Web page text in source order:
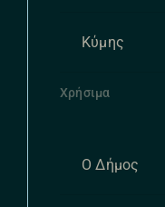
Κύμης
Χρήσιμα
Ο Δήμος